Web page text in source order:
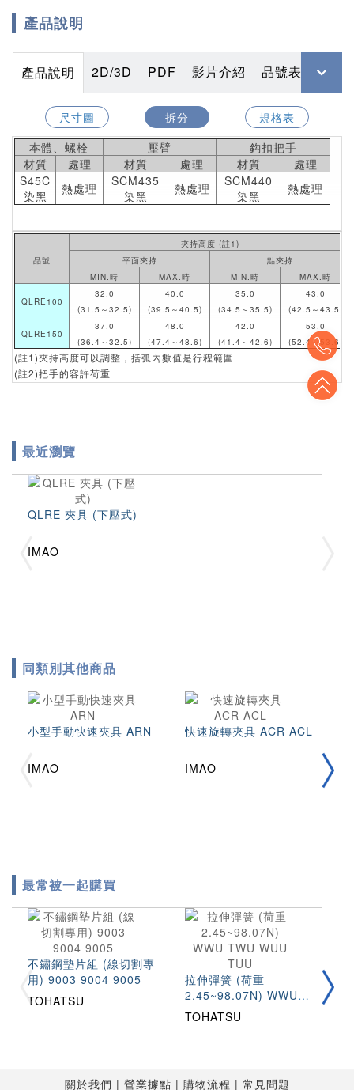
產品說明
產品說明 2D/3D PDF 影片介紹 品號表
尺寸圖 拆分
規格表
本體、螺栓
壓臂
鈎扣把手
材質
處理 材質 處理 材質
處理
S45C
染黑
熱處理
SCM435
染黑
熱處理
SCM440
染黑
熱處理
品號
夾持高度 (註1)
平面夾持
點夾持
MIN.時
MAX.時 MIN.時 MAX.時
QLRE100
32.0
(31.5～32.5)
40.0
(39.5～40.5)
35.0
(34.5～35.5)
43.0
(42.5～43.5)
QLRE150
37.0
(36.4～32.5)
48.0
(47.4～48.6)
42.0
(41.4～42.6)
53.0
(52.4～53.6)
(註1)夾持高度可以調整，括弧內數值是行程範圍
(註2)把手的容許荷重
最近瀏覽
QLRE 夾具 (下壓式)
IMAO
同類別其他商品
小型手動快速夾具 ARN
IMAO
快速旋轉夾具 ACR ACL
IMAO
最常被一起購買
不鏽鋼墊片組 (線切割專
用) 9003 9004 9005
TOHATSU
拉伸彈簧 (荷重
2.45~98.07N) WWU
TWU WUU TUU
TOHATSU
關於我們 營業據點 購物流程 常見問題